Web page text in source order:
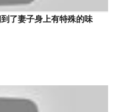
了妻子身上有特殊的味